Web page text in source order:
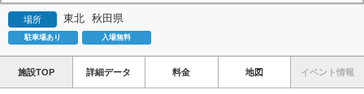
場所 東北 秋田県
駐車場あり 入場無料
施設TOP 詳細データ 料金 地図 イベント情報